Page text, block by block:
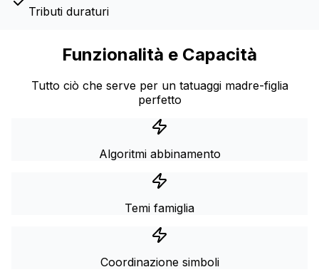
Tributi duraturi
Funzionalità e Capacità
Tutto ciò che serve per un tatuaggi madre-figlia
perfetto
Algoritmi abbinamento
Temi famiglia
Coordinazione simboli